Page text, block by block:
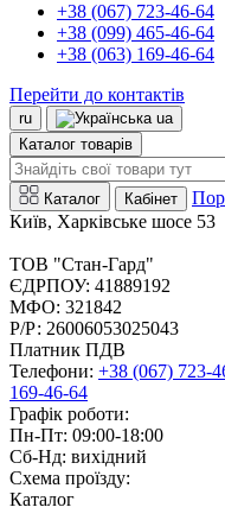
+38 (067) 723-46-64
+38 (099) 465-46-64
+38 (063) 169-46-64
Перейти до контактів
ru
ua
Каталог товарів
Каталог Кабінет
Київ, Харківське шосе 53
ТОВ "Стан-Гард"
ЄДРПОУ: 41889192
МФО: 321842
Р/Р: 26006053025043
Платник ПДВ
Телефони: +38 (067) 723-
169-46-64
Графік роботи:
Пн-Пт: 09:00-18:00
Сб-Нд: вихідний
Схема проїзду:
Каталог